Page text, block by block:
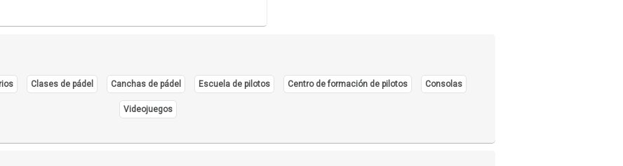
Clases de pádel Canchas de pádel Escuela de pilotos Centro de formación de pilotos Consolas
Videojuegos